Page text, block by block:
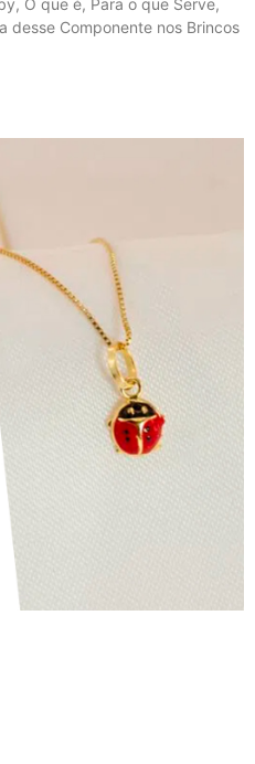
O que é, Para o que Serve,
desse Componente nos Brincos